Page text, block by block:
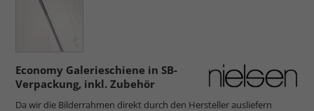
Economy Galerieschiene in SB-
Verpackung, inkl. Zubehör
Da wir die Bilderrahmen direkt durch den Hersteller ausliefern